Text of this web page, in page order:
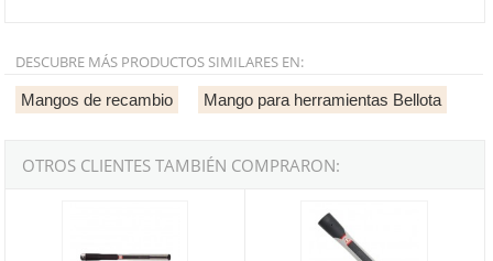
DESCUBRE MÁS PRODUCTOS SIMILARES EN:
Mangos de recambio Mango para herramientas Bellota
OTROS CLIENTES TAMBIÉN COMPRARON: